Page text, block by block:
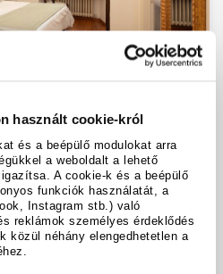
használt cookie-król
és a beépülő modulokat arra
a weboldalt a lehető
A cookie-k és a beépülő
funkciók használatát, a
Instagram stb.) való
reklámok személyes érdeklődés
közül néhány elengedhetetlen a
Inkább jó 3,6/ 6
1 Értékelés